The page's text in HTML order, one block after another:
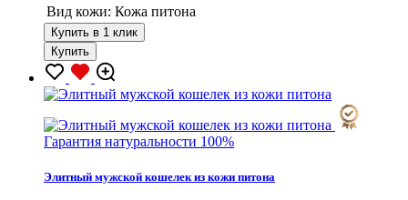
Вид кожи: Кожа питона
Купить в 1 клик
Купить
Гарантия натуральности 100%
Элитный мужской кошелек из кожи питона